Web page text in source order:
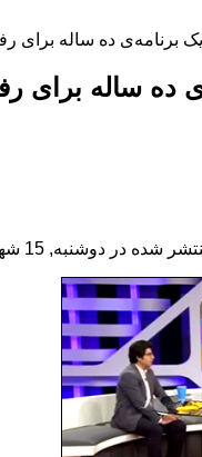
ده ساله برای
شده در دوشنبه, 15 شهریور 1395 12:41